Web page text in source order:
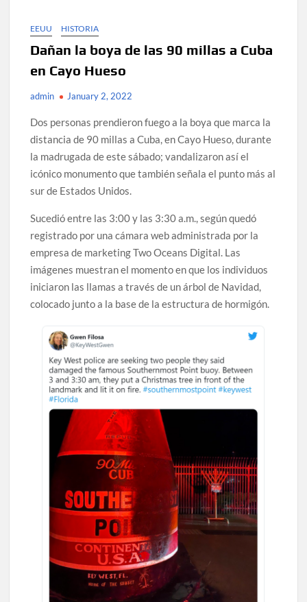
EEUU HISTORIA
Dañan la boya de las 90 millas a Cuba
en Cayo Hueso
admin January 2, 2022
Dos personas prendieron fuego a la boya que marca la
distancia de 90 millas a Cuba, en Cayo Hueso, durante
la madrugada de este sábado; vandalizaron así el
icónico monumento que también señala el punto más al
sur de Estados Unidos.
Sucedió entre las 3:00 y las 3:30 a.m., según quedó
registrado por una cámara web administrada por la
empresa de marketing Two Oceans Digital. Las
imágenes muestran el momento en que los individuos
iniciaron las llamas a través de un árbol de Navidad,
colocado junto a la base de la estructura de hormigón.